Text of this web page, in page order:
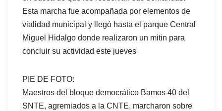
Esta marcha fue acompañada por elementos de
vialidad municipal y llegó hasta el parque Central
Miguel Hidalgo donde realizaron un mitin para
concluir su actividad este jueves
PIE DE FOTO:
Maestros del bloque democrático Bamos 40 del
SNTE, agremiados a la CNTE, marcharon sobre